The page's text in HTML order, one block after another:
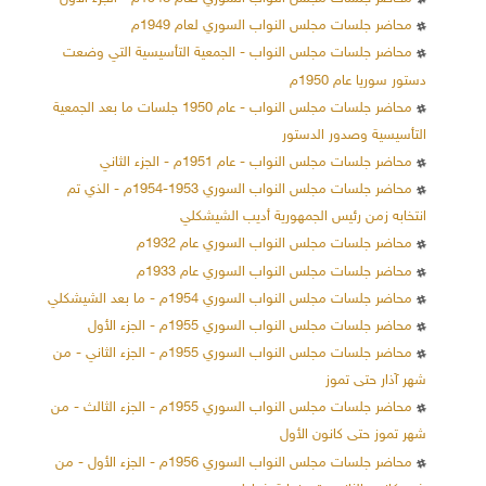
محاضر جلسات مجلس النواب السوري لعام 1949م
محاضر جلسات مجلس النواب - الجمعية التأسيسية التي وضعت
دستور سوريا عام 1950م
محاضر جلسات مجلس النواب - عام 1950 جلسات ما بعد الجمعية
التأسيسية وصدور الدستور
محاضر جلسات مجلس النواب - عام 1951م - الجزء الثاني
محاضر جلسات مجلس النواب السوري 1953-1954م - الذي تم
انتخابه زمن رئيس الجمهورية أديب الشيشكلي
محاضر جلسات مجلس النواب السوري عام 1932م
محاضر جلسات مجلس النواب السوري عام 1933م
محاضر جلسات مجلس النواب السوري 1954م - ما بعد الشيشكلي
محاضر جلسات مجلس النواب السوري 1955م - الجزء الأول
محاضر جلسات مجلس النواب السوري 1955م - الجزء الثاني - من
شهر آذار حتى تموز
محاضر جلسات مجلس النواب السوري 1955م - الجزء الثالث - من
شهر تموز حتى كانون الأول
محاضر جلسات مجلس النواب السوري 1956م - الجزء الأول - من